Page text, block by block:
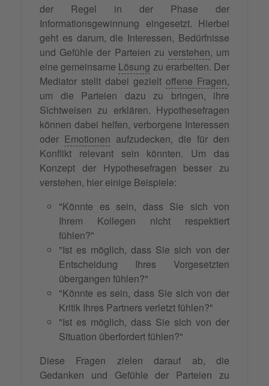
der Regel in der Phase der
Informationsgewinnung eingesetzt. Hierbei
geht es darum, die Interessen, Bedürfnisse
und Gefühle der Parteien zu verstehen, um
eine gemeinsame Lösung zu erarbeiten. Der
Mediator stellt dabei gezielt offene Fragen,
um die Parteien dazu zu bringen, ihre
Sichtweisen zu erklären. Hypothesefragen
können dabei helfen, verborgene Interessen
oder Emotionen aufzudecken, die für den
Konflikt relevant sein könnten. Um das
Konzept der Hypothesefragen besser zu
verstehen, hier einige Beispiele:
"Könnte es sein, dass Sie sich von
Ihrem Kollegen nicht respektiert
fühlen?"
"Ist es möglich, dass Sie sich von der
Entscheidung Ihres Vorgesetzten
übergangen fühlen?"
"Könnte es sein, dass Sie sich von der
Kritik Ihres Partners verletzt fühlen?"
"Ist es möglich, dass Sie sich von der
Situation überfordert fühlen?"
Diese Fragen zielen darauf ab, die
Gedanken und Gefühle der Parteien zu